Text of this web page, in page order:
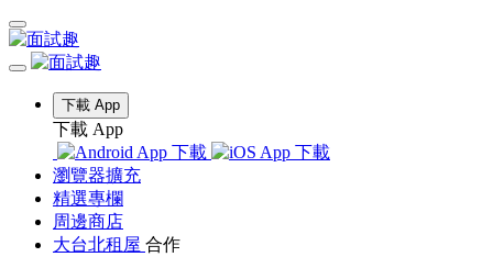
下載 App
下載 App
瀏覽器擴充
精選專欄
周邊商店
大台北租屋 合作